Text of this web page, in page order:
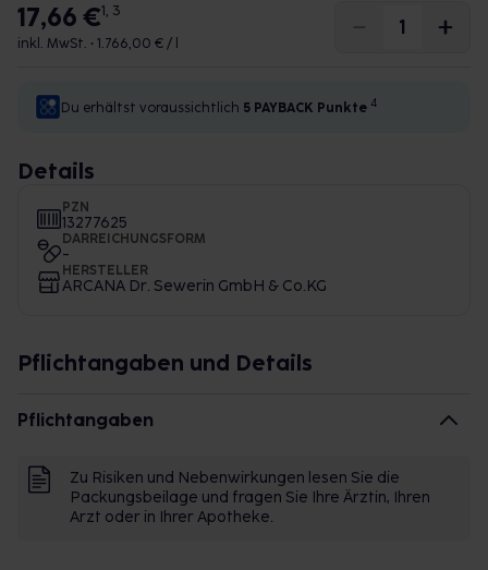
17,66 €1, 3
inkl. MwSt. • 1.766,00 € / l
Du erhältst voraussichtlich 5 PAYBACK Punkte 4
Details
PZN
13277625
DARREICHUNGSFORM
-
HERSTELLER
ARCANA Dr. Sewerin GmbH & Co.KG
Pflichtangaben und Details
Pflichtangaben
Zu Risiken und Nebenwirkungen lesen Sie die
Packungsbeilage und fragen Sie Ihre Ärztin, Ihren
Arzt oder in Ihrer Apotheke.